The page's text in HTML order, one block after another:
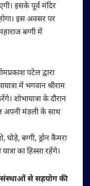
इसके पूर्व मंदिर
इस अवसर पर
बग्गी में
पटेल द्वारा
में भगवान श्रीराम
शोभायात्रा के दौरान
अपनी मंडली के साथ
बग्गी, ड्रोन कैमरा
का हिस्सा रहेंगे।
संस्थाओं से सहयोग की